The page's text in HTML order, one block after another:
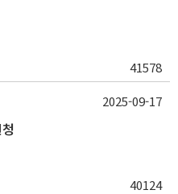
41578
40124
2025-09-17